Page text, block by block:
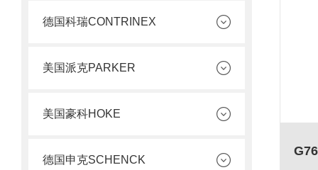
德国科瑞CONTRINEX
美国派克PARKER
美国豪科HOKE
德国申克SCHENCK